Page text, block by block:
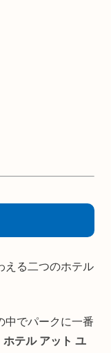
える二つのホテル
中でパークに一番
テル アット ユ